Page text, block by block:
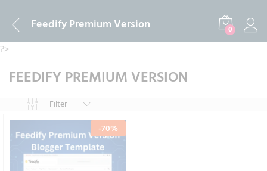
Feedify Premium Version 0
?>
FEEDIFY PREMIUM VERSION
Filter
-70%